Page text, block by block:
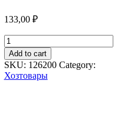
133,00 ₽
Жидкое
крем-
мыло
Milana
Жемчужное
Add to cart
SKU: 126200 Category:
Хозтовары